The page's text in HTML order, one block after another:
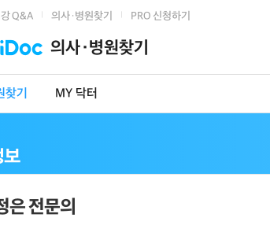
Q&A 의사·병원찾기 PRO 신청하기
의사·병원찾기
기 MY 닥터
은 전문의